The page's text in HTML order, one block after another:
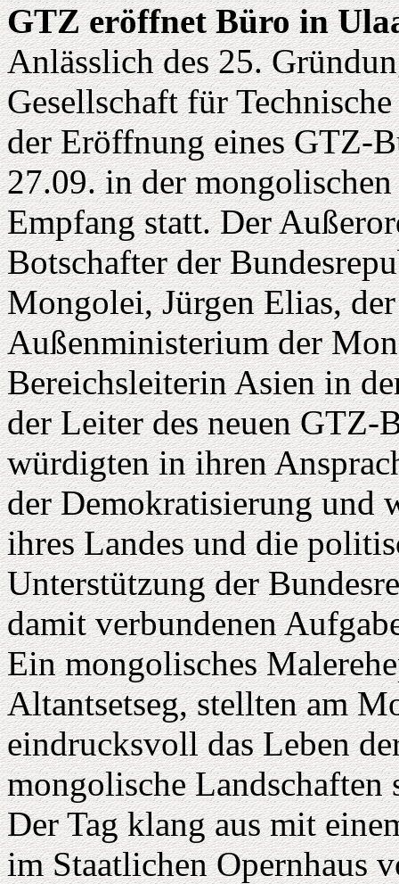
GTZ eröffnet Büro in
Anlässlich des 25.
Gesellschaft für
der Eröffnung eines GTZ-
27.09. in der
Empfang statt. Der
Botschafter der
Mongolei, Jürgen Elias,
Außenministerium der
Bereichsleiterin Asien in
der Leiter des neuen
würdigten in ihren
der Demokratisierung und
ihres Landes und die
Unterstützung der
damit verbundenen
Ein mongolisches
Altantsetseg, stellten am
eindrucksvoll das Leben
mongolische Landschaften
Der Tag klang aus mit
im Staatlichen Opernhaus